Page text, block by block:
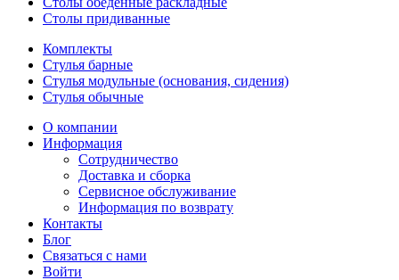
Столы придиванные
Комплекты
Стулья барные
Стулья модульные (основания, сидения)
Стулья обычные
О компании
Информация
Сотрудничество
Доставка и сборка
Сервисное обслуживание
Информация по возврату
Контакты
Блог
Связаться с нами
Войти